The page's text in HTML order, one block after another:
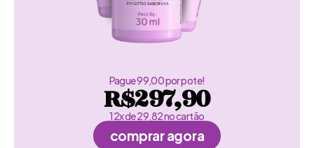
Pague 99,00 por pote!
R$297,90
12x de 29,82 no cartão
comprar agora